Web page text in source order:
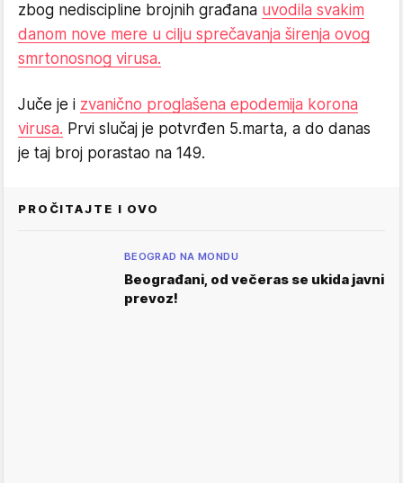
zbog nediscipline brojnih građana uvodila svakim
danom nove mere u cilju sprečavanja širenja ovog
smrtonosnog virusa.
Juče je i zvanično proglašena epodemija korona
virusa. Prvi slučaj je potvrđen 5.marta, a do danas
je taj broj porastao na 149.
PROČITAJTE I OVO
BEOGRAD NA MONDU
Beograđani, od večeras se ukida javni
prevoz!